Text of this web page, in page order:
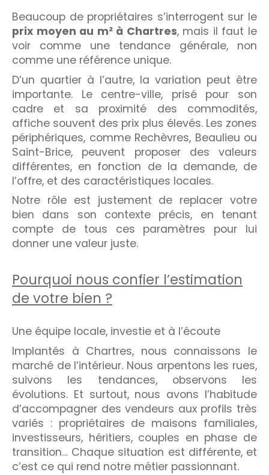
Beaucoup de propriétaires s’interrogent sur le
prix moyen au m² à Chartres, mais il faut le
voir comme une tendance générale, non
comme une référence unique.
D’un quartier à l’autre, la variation peut être
importante. Le centre-ville, prisé pour son
cadre et sa proximité des commodités,
affiche souvent des prix plus élevés. Les zones
périphériques, comme Rechèvres, Beaulieu ou
Saint-Brice, peuvent proposer des valeurs
différentes, en fonction de la demande, de
l’offre, et des caractéristiques locales.
Notre rôle est justement de replacer votre
bien dans son contexte précis, en tenant
compte de tous ces paramètres pour lui
donner une valeur juste.
Pourquoi nous confier l’estimation
de votre bien ?
Une équipe locale, investie et à l’écoute
Implantés à Chartres, nous connaissons le
marché de l’intérieur. Nous arpentons les rues,
suivons les tendances, observons les
évolutions. Et surtout, nous avons l’habitude
d’accompagner des vendeurs aux profils très
variés : propriétaires de maisons familiales,
investisseurs, héritiers, couples en phase de
transition… Chaque situation est différente, et
c’est ce qui rend notre métier passionnant.